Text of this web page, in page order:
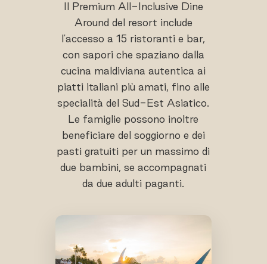
Il Premium All-Inclusive Dine
Around del resort include
l'accesso a 15 ristoranti e bar,
con sapori che spaziano dalla
cucina maldiviana autentica ai
piatti italiani più amati, fino alle
specialità del Sud-Est Asiatico.
Le famiglie possono inoltre
beneficiare del soggiorno e dei
pasti gratuiti per un massimo di
due bambini, se accompagnati
da due adulti paganti.